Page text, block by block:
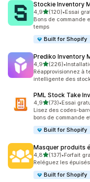
Stockie Inventory
4,9étoile(s) sur 5
(120)
120 avis au total
•Essai
Bons de commande
temps
Built for Shopify
Prediko Inventory
4,9étoile(s) sur 5
(226)
226 avis au total
•
Réapprovisionnez à
intelligente des
PML Stock Take
4,9étoile(s) sur 5
(73)
73 avis au total
•Essai
Lisez des codes-
bons de commande
Built for Shopify
Masquer produits
4,8étoile(s) sur 5
(137)
137 avis au total
•Forfait
Reléguez les
Built for Shopify